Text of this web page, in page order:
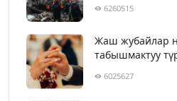
6260515
Жаш жубайлар
табышмактуу
6025627